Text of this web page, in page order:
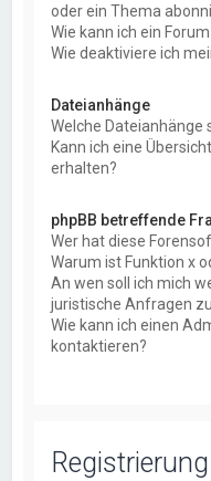
oder ein Thema
Wie kann ich ein
Wie deaktiviere ich
Dateianhänge
Welche Dateianhänge
Kann ich eine
erhalten?
phpBB betreffende
Wer hat diese
Warum ist Funktion x
An wen soll ich mich
juristische Anfragen
Wie kann ich einen
kontaktieren?